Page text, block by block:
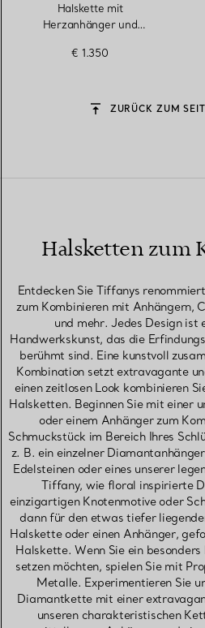
Halskette mit
Herzanhänger und
€ 1.350
ZURÜCK ZUM
Halsketten zum
Entdecken Sie Tiffanys
zum Kombinieren mit Anhängern,
und mehr. Jedes Design
Handwerkskunst, das die
berühmt sind. Eine kunstvoll
Kombination setzt extravagante
einen zeitlosen Look kombinieren
Halsketten. Beginnen Sie mit einer
oder einem Anhänger zum
Schmuckstück im Bereich Ihres
z. B. ein einzelner
Edelsteinen oder eines unserer
Tiffany, wie floral inspirierte
einzigartigen Knotenmotive oder
dann für den etwas tiefer
Halskette oder einen Anhänger,
Halskette. Wenn Sie ein
setzen möchten, spielen Sie mit
Metalle. Experimentieren Sie
Diamantkette mit einer
unseren charakteristischen